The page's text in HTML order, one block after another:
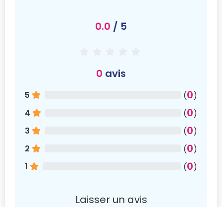
0.0 / 5
0 avis
5 (0)
4
(0)
3
(0)
2
(0)
1
(0)
Laisser un avis